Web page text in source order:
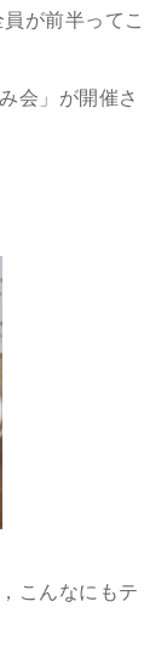
が前半ってこ
会」が開催さ
こんなにもテ